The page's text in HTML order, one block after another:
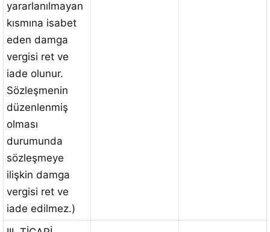
yararlanılmayan
kısmına isabet
eden damga
vergisi ret ve
iade olunur.
Sözleşmenin
düzenlenmiş
olması
durumunda
sözleşmeye
ilişkin damga
vergisi ret ve
iade edilmez.)